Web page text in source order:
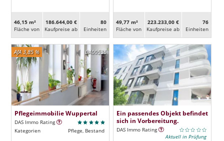
46,15 m²
Fläche von
186.644,00 €
Kaufpreise ab
80
Ein­heiten
49,77 m²
Fläche von
223.233,00 €
Kaufpreise ab
76
Ein­heiten
DA00536
AfA 3,85 %
Pflegeimmobilie Wuppertal
DAS Immo Rating
Kategorien
Pflege, Bestand
Ein passendes Objekt befindet
sich in Vorbereitung.
DAS Immo Rating
Aktuell in Prüfung